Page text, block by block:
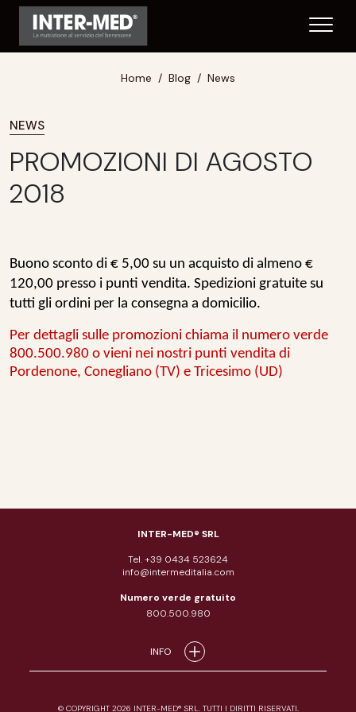
Home Blog News
NEWS
PROMOZIONI DI AGOSTO
2018
Buono sconto di € 5,00 su un acquisto di almeno €
120,00 presso i punti vendita. Spedizioni gratuite su
tutti gli ordini per la consegna a domicilio.
Per dettagli sulle promozioni chiama il numero verde
800.500.980 o vieni nei nostri punti vendita di
Pordenone, Conegliano (TV) e Tricesimo (UD)
INTER-MED® SRL
Tel. +39 0434 523624
info@intermeditalia.com
Numero verde gratuito
800.500.980
INFO
© COPYRIGHT 2026 INTER-MED® SRL. TUTTI I DIRITTI RISERVATI.